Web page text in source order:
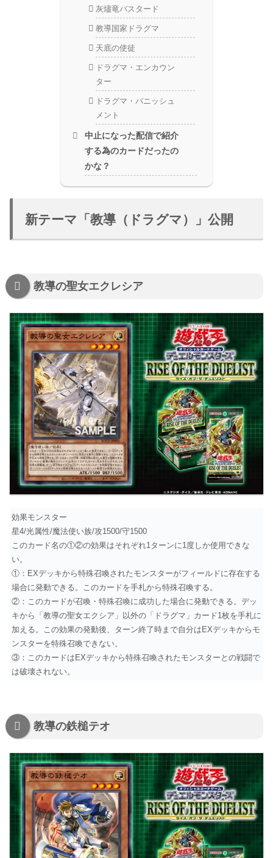
灰燼竜バスタード
教導国家ドラグマ
天底の使徒
ドラグマ・エンカウン
ター
ドラグマ・パニッシュ
メント
中止になった配信で紹介
する為のカードだったの
かな？
新テーマ「教導（ドラグマ）」公開
教導の聖女エクレシア
効果モンスター
星4/光属性/魔法使い族/攻1500/守1500
このカード名の①②の効果はそれぞれ1ターンに1度しか使用できな
い。
①：EXデッキから特殊召喚されたモンスターがフィールドに存在する
場合に発動できる。このカードを手札から特殊召喚する。
②：このカードが召喚・特殊召喚に成功した場合に発動できる。デッ
キから「教導の聖女エクシア」以外の「ドラグマ」カード1枚を手札に
加える。この効果の発動後、ターン終了時まで自分はEXデッキからモ
ンスターを特殊召喚できない。
③：このカードはEXデッキから特殊召喚されたモンスターとの戦闘で
は破壊されない。
教導の鉄槌テオ